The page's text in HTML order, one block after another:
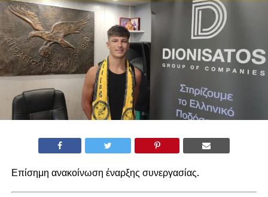
Επίσημη ανακοίνωση έναρξης συνεργασίας.